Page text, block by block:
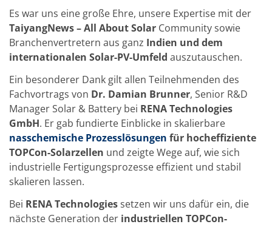
Fluidjet - Metall-Abhebung
SiEtch – KOH-Ätzen
Ätzen
Texturierung
Galvanik
Innovationen
Battery Technology
Fortschrittliches chemisches Ätzen
Proprietäre Software
FlowLogX - Smart Connectivity Platform
Infocenter
Downloads
Presse
News
Messen
Glossar
Ätzen
Carrier
DI Wasser
Es war uns eine große Ehre, unsere Expertise mit der
TaiyangNews – All About Solar Community sowie
Branchenvertretern aus ganz Indien und dem
internationalen Solar-PV-Umfeld auszutauschen.
Ein besonderer Dank gilt allen Teilnehmenden des
Fachvortrags von Dr. Damian Brunner, Senior R&D
Manager Solar & Battery bei RENA Technologies
GmbH. Er gab fundierte Einblicke in skalierbare
nasschemische Prozesslösungen für hocheffiziente
TOPCon-Solarzellen und zeigte Wege auf, wie sich
industrielle Fertigungsprozesse effizient und stabil
skalieren lassen.
Bei RENA Technologiessetzen wir uns dafür ein, die
nächste Generation der industriellen TOPCon-